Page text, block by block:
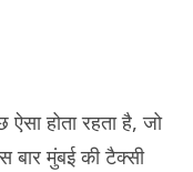
होता रहता है, जो
बार मुंबई की टैक्सी